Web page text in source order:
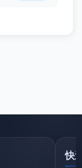
快